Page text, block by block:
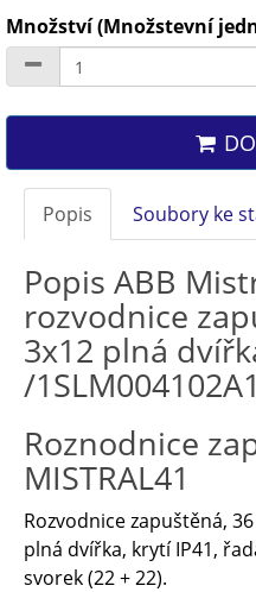
Množství (Množstevní
Popis Soubory ke
Popis ABB
rozvodnice
3x12 plná
/
Roznodnice
MISTRAL41
Rozvodnice zapuštěná,
plná dvířka, krytí IP41,
svorek (22 + 22).